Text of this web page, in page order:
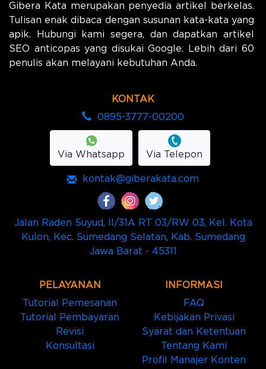
Gibera Kata merupakan penyedia artikel berkelas.
Tulisan enak dibaca dengan susunan kata-kata yang
apik. Hubungi kami segera, dan dapatkan artikel
SEO anticopas yang disukai Google. Lebih dari 60
penulis akan melayani kebutuhan Anda.
KONTAK
0895-3777-00200
Via Whatsapp Via Telepon
kontak@giberakata.com
Jalan Raden Suyud, II/31A RT 03/RW 03, Kel. Kota
Kulon, Kec. Sumedang Selatan, Kab. Sumedang
Jawa Barat - 45311
PELAYANAN
Tutorial Pemesanan
Tutorial Pembayaran
Revisi
Konsultasi
INFORMASI
FAQ
Kebijakan Privasi
Syarat dan Ketentuan
Tentang Kami
Profil Manajer Konten